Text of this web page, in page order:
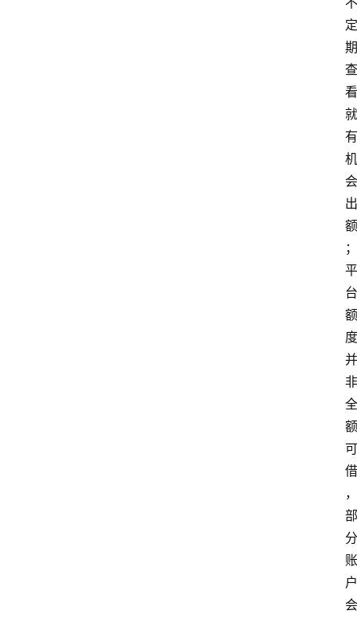
定
期
查
看
就
有
机
会
出
额
；
平
台
额
度
并
非
全
额
可
借
，
部
分
账
户
会